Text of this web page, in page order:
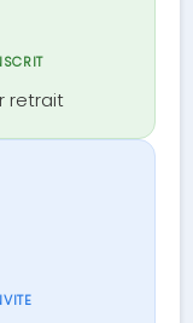
retrait